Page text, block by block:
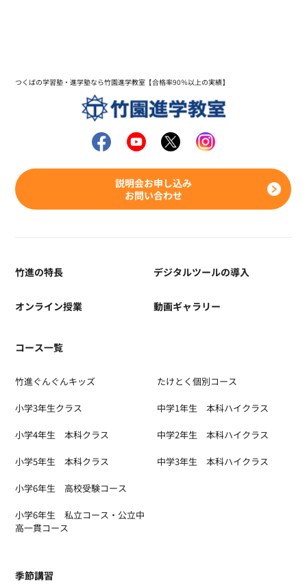
つくばの学習塾・進学塾なら竹園進学教室【合格率90％以上の実績】
説明会お申し込み
お問い合わせ
竹進の特長 デジタルツールの導入
オンライン授業 動画ギャラリー
コース一覧
竹進ぐんぐんキッズ
小学3年生クラス
小学4年生 本科クラス
小学5年生 本科クラス
小学6年生 高校受験コース
小学6年生 私立コース・公立中
高一貫コース
たけとく個別コース
中学1年生 本科ハイクラス
中学2年生 本科ハイクラス
中学3年生 本科ハイクラス
季節講習